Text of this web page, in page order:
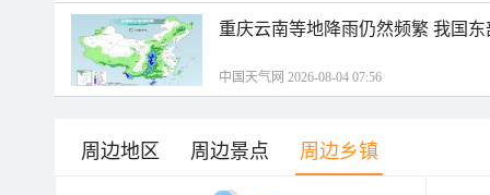
重庆云南等地降雨仍然频繁 我国
中国天气网 2026-08-04 07:56
周边地区 周边景点 周边乡镇